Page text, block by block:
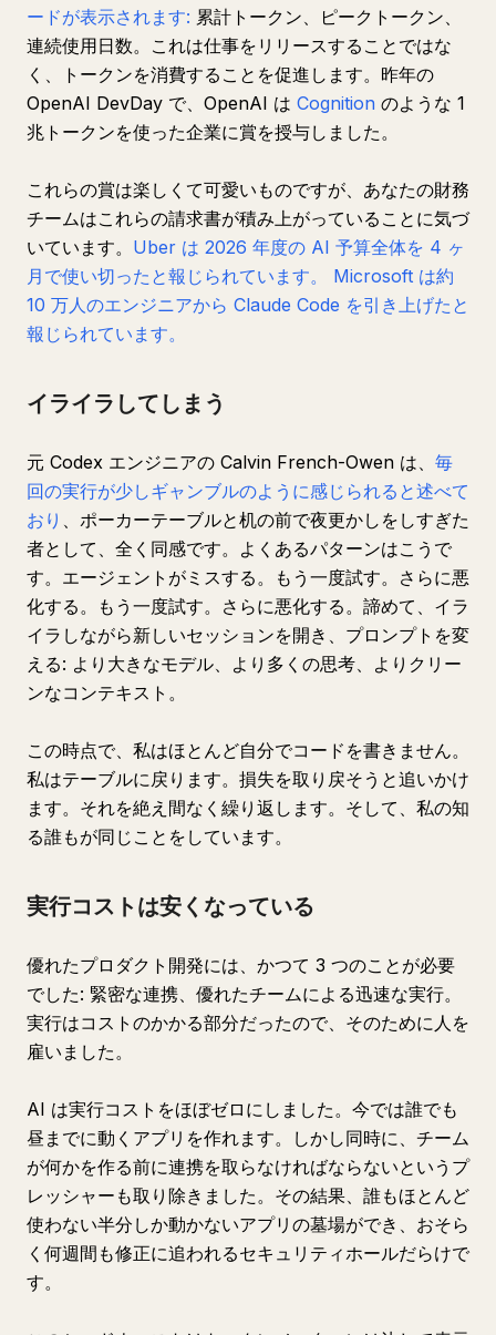
ードが表示されます: 累計トークン、ピークトークン、
連続使用日数。これは仕事をリリースすることではな
く、トークンを消費することを促進します。昨年の
OpenAI DevDay で、OpenAI は Cognition のような 1
兆トークンを使った企業に賞を授与しました。
これらの賞は楽しくて可愛いものですが、あなたの財務
チームはこれらの請求書が積み上がっていることに気づ
いています。 Uber は 2026 年度の AI 予算全体を 4 ヶ
月で使い切ったと報じられています。
Microsoft は約
10 万人のエンジニアから Claude Code を引き上げたと
報じられています。
イライラしてしまう
元 Codex エンジニアの Calvin French-Owen は、 毎
回の実行が少しギャンブルのように感じられると述べて
おり 、ポーカーテーブルと机の前で夜更かしをしすぎた
者として、全く同感です。よくあるパターンはこうで
す。エージェントがミスする。もう一度試す。さらに悪
化する。もう一度試す。さらに悪化する。諦めて、イラ
イラしながら新しいセッションを開き、プロンプトを変
える: より大きなモデル、より多くの思考、よりクリー
ンなコンテキスト。
この時点で、私はほとんど自分でコードを書きません。
私はテーブルに戻ります。損失を取り戻そうと追いかけ
ます。それを絶え間なく繰り返します。そして、私の知
る誰もが同じことをしています。
実行コストは安くなっている
優れたプロダクト開発には、かつて 3 つのことが必要
でした: 緊密な連携、優れたチームによる迅速な実行。
実行はコストのかかる部分だったので、そのために人を
雇いました。
AI は実行コストをほぼゼロにしました。今では誰でも
昼までに動くアプリを作れます。しかし同時に、チーム
が何かを作る前に連携を取らなければならないというプ
レッシャーも取り除きました。その結果、誰もほとんど
使わない半分しか動かないアプリの墓場ができ、おそら
く何週間も修正に追われるセキュリティホールだらけで
す。